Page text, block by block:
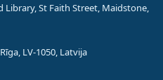
Library, St Faith Street, Maidstone,
LV-1050, Latvija